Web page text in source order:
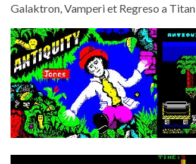
Galaktron, Vamperi et Regreso a Titan